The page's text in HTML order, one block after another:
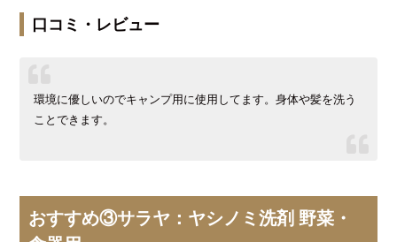
口コミ・レビュー
環境に優しいのでキャンプ用に使用してます。身体や髪を洗う
ことできます。
おすすめ③サラヤ：ヤシノミ洗剤 野菜・